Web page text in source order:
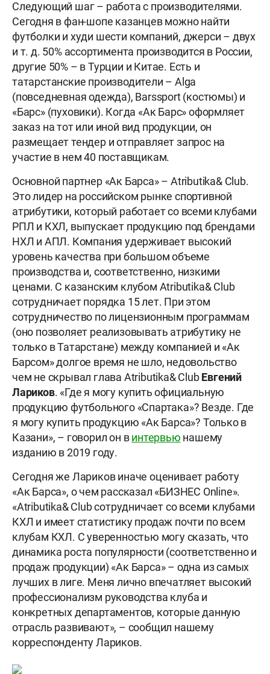
Следующий шаг – работа с производителями.
Сегодня в фан-шопе казанцев можно найти
футболки и худи шести компаний, джерси – двух
и т. д. 50% ассортимента производится в России,
другие 50% – в Турции и Китае. Есть и
татарстанские производители – Alga
(повседневная одежда), Barssport (костюмы) и
«Барс» (пуховики). Когда «Ак Барс» оформляет
заказ на тот или иной вид продукции, он
размещает тендер и отправляет запрос на
участие в нем 40 поставщикам.
Основной партнер «Ак Барса» – Atributika& Club.
Это лидер на российском рынке спортивной
атрибутики, который работает со всеми клубами
РПЛ и КХЛ, выпускает продукцию под брендами
НХЛ и АПЛ. Компания удерживает высокий
уровень качества при большом объеме
производства и, соответственно, низкими
ценами. С казанским клубом Atributika& Club
сотрудничает порядка 15 лет. При этом
сотрудничество по лицензионным программам
(оно позволяет реализовывать атрибутику не
только в Татарстане) между компанией и «Ак
Барсом» долгое время не шло, недовольство
чем не скрывал глава Atributika& ClubЕвгений
Лариков. «Где я могу купить официальную
продукцию футбольного «Спартака»? Везде. Где
я могу купить продукцию «Ак Барса»? Только в
Казани», – говорил он винтервью нашему
изданию в 2019 году.
Сегодня же Лариков иначе оценивает работу
«Ак Барса», о чем рассказал «БИЗНЕС Online».
«Atributika& Club сотрудничает со всеми клубами
КХЛ и имеет статистику продаж почти по всем
клубам КХЛ. С уверенностью могу сказать, что
динамика роста популярности (соответственно и
продаж продукции) «Ак Барса» – одна из самых
лучших в лиге. Меня лично впечатляет высокий
профессионализм руководства клуба и
конкретных департаментов, которые данную
отрасль развивают», – сообщил нашему
корреспонденту Лариков.